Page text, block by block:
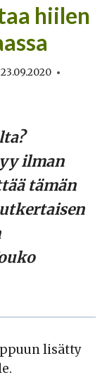
hiilen
23.09.2020
ilman
tämän
lisätty